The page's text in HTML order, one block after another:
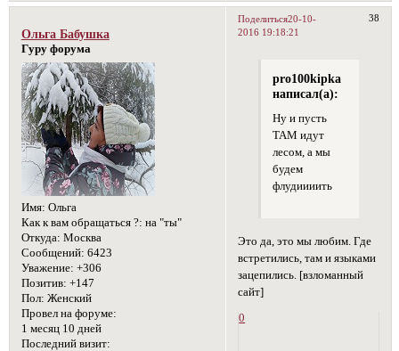
Поделиться 38
20-10-
2016 19:18:21
Ольга Бабушка
Гуру форума
Имя: Ольга
Как к вам обращаться ?: на "ты"
Откуда: Москва
Сообщений: 6423
Уважение: +306
Позитив: +147
Пол: Женский
Провел на форуме:
1 месяц 10 дней
Последний визит:
pro100kipka
написал(а):
Ну и пусть
ТАМ идут
лесом, а мы
будем
флудиииить
Это да, это мы любим. Где
встретились, там и языками
зацепились. [взломанный
сайт]
0